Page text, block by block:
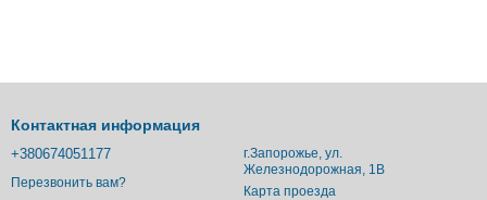
Контактная информация
+380674051177
Перезвонить вам?
г.Запорожье, ул.
Железнодорожная, 1В
Карта проезда